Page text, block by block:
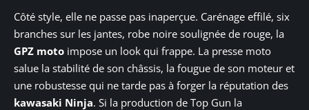
Côté style, elle ne passe pas inaperçue. Carénage effilé, six
branches sur les jantes, robe noire soulignée de rouge, la
GPZ moto impose un look qui frappe. La presse moto
salue la stabilité de son châssis, la fougue de son moteur et
une robustesse qui ne tarde pas à forger la réputation des
kawasaki Ninja. Si la production de Top Gun la